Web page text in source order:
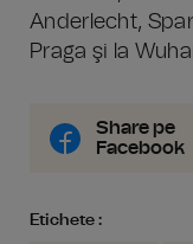
Anderlecht,
Praga şi la
Share pe
Facebook
Etichete :